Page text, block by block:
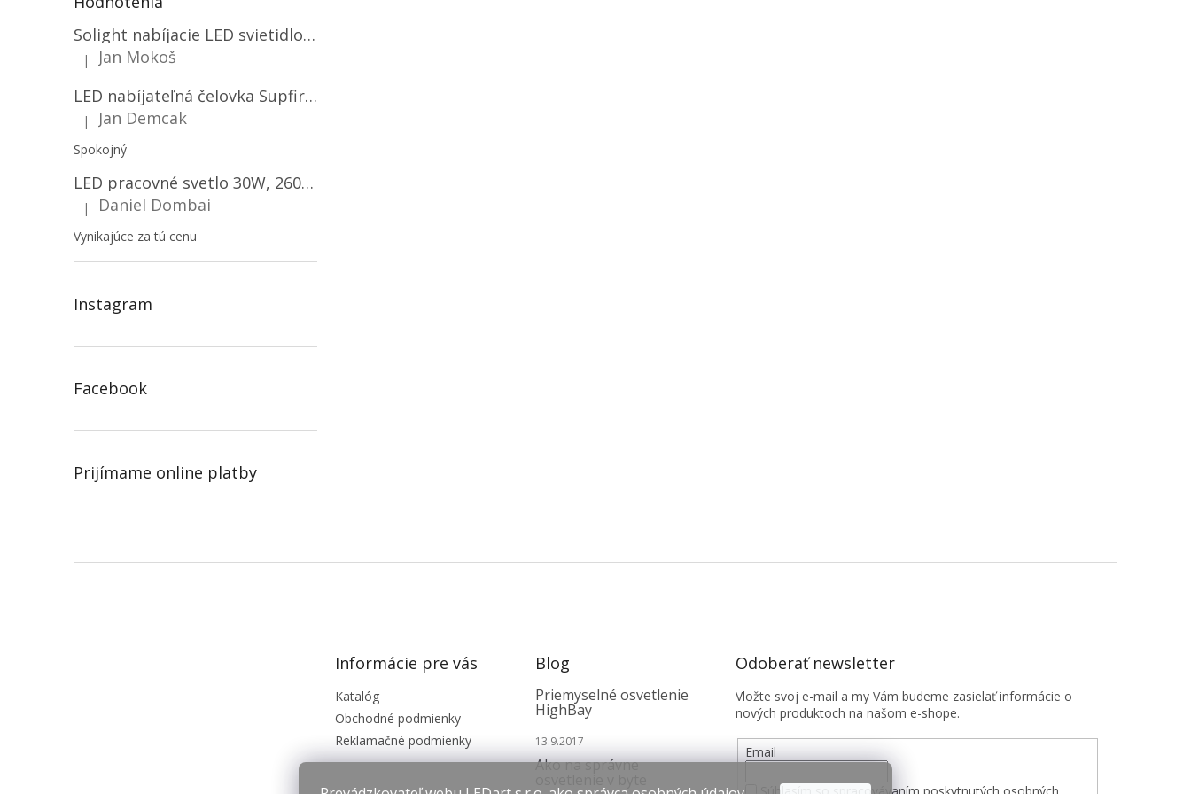
Solight nabíjacie LED svietidlo, 600lm, 2200mAh Li-Ion, USB nabíjanie [WN22]
Hodnotenie produktu je 5 z 5 hviezdičiek.
|
Jan Mokoš
LED nabíjateľná čelovka Supfire HL06, 3 módy + SOS + senzor, nabíjanie cez Micro-USB, 5W, 500lm, 300m
Hodnotenie produktu je 5 z 5 hviezdičiek.
| Jan Demcak
Spokojný
LED pracovné svetlo 30W, 2600LM, 12V/24V, IP67/2-PACK! [LB0087]
Hodnotenie produktu je 5 z 5 hviezdičiek.
| Daniel Dombai
Vynikajúce za tú cenu
Instagram
Facebook
Prijímame online platby
Informácie pre vás
Katalóg
Obchodné podmienky
Reklamačné podmienky
Blog
Priemyselné osvetlenie
HighBay
13.9.2017
Ako na správne
Odoberať newsletter
Vložte svoj e-mail a my Vám budeme zasielať informácie o
nových produktoch na našom e-shope.
Email